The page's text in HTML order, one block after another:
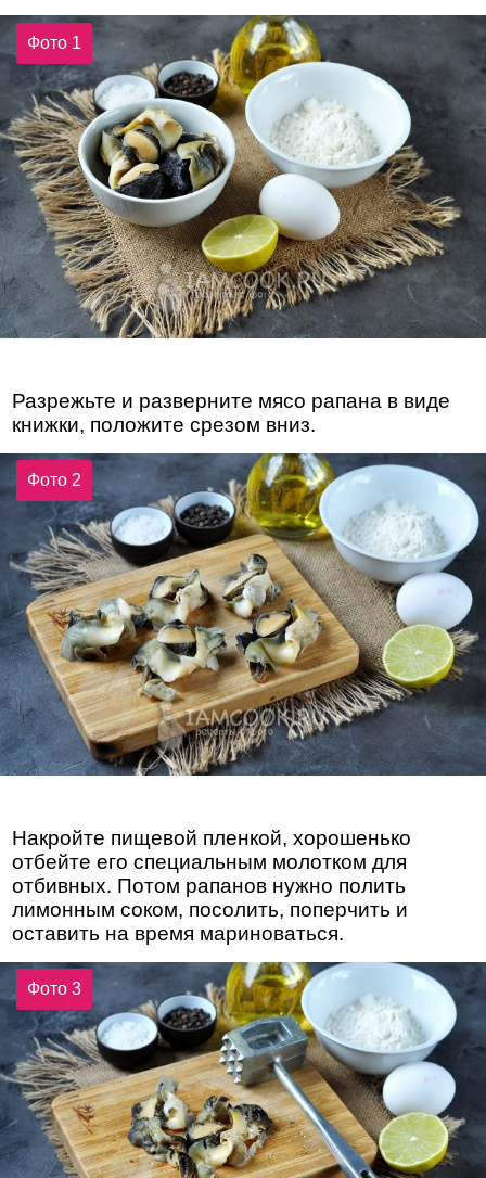
Фото 1
Разрежьте и разверните мясо рапана в виде
книжки, положите срезом вниз.
Фото 2
Накройте пищевой пленкой, хорошенько
отбейте его специальным молотком для
отбивных. Потом рапанов нужно полить
лимонным соком, посолить, поперчить и
оставить на время мариноваться.
Фото 3